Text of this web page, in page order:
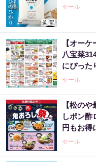
セール
【オー
八宝菜
にぴった
セール
【松の
しポン酢
円もお得
セール